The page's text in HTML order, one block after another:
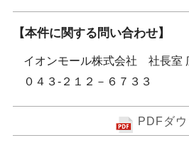
【本件に関する問い合わせ】
イオンモール株式会社 社長室
０４３-２１２－６７３３
PDFダ